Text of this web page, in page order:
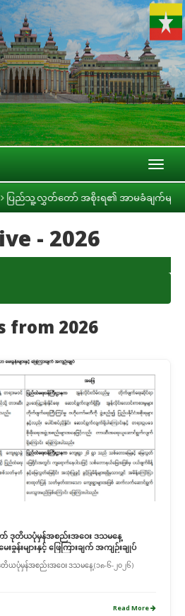
၏ အာမခံချက်များ၊ ကတိများနှင့် တာဝန်
- 2026
from 2026
တိယပုံမှန်အစည်းအဝေး ဒသမနေ့
းခဲ့သော မေးခွန်းများနှင့် ဖြေကြားချက် အကျဉ်းချုပ်
မှန်အစည်းအဝေး ဒသမနေ့ (၁၈-၆-၂၀၂၆)
Read More